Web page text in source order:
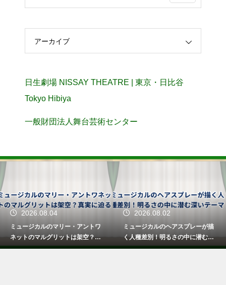
アーカイブ
日生劇場 NISSAY THEATRE | 東京・日比谷
Tokyo Hibiya
一般財団法人舞台芸術センター
2026.08.02
ミュージカルのヘアスプレーが描
く人種差別！明るさの中に潜む深
いテーマ
2026.07.31
舞台のサス照明とはどんな役割？
真上からの光で立体感を生み出す
演出法